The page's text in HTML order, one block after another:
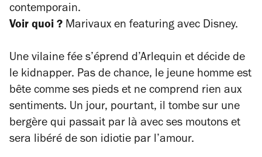
contemporain.
Voir quoi ? Marivaux en featuring avec Disney.
Une vilaine fée s’éprend d’Arlequin et décide de
le kidnapper. Pas de chance, le jeune homme est
bête comme ses pieds et ne comprend rien aux
sentiments. Un jour, pourtant, il tombe sur une
bergère qui passait par là avec ses moutons et
sera libéré de son idiotie par l’amour.